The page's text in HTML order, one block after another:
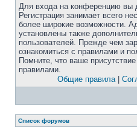
Для входа на конференцию вы
Регистрация занимает всего
более широкие возможности.
установлены также
пользователей. Прежде чем
ознакомиться с правилами и
Помните, что ваше
правилами.
Общие правила|
Список форумов